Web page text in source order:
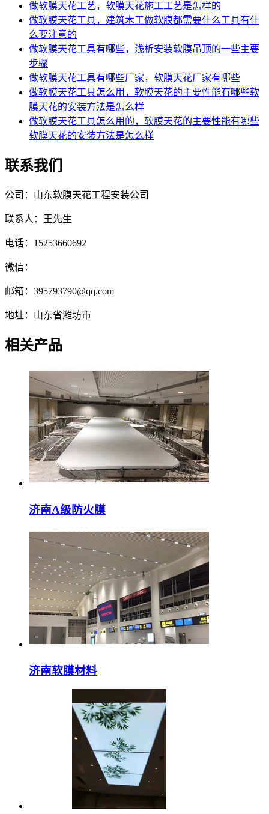
做软膜天花工艺，软膜天花施工工艺是怎样的
做软膜天花工具，建筑木工做软膜都需要什么工具有什
么要注意的
做软膜天花工具有哪些，浅析安装软膜吊顶的一些主要
步骤
做软膜天花工具有哪些厂家，软膜天花厂家有哪些
做软膜天花工具怎么用，软膜天花的主要性能有哪些软
膜天花的安装方法是怎么样
做软膜天花工具怎么用的，软膜天花的主要性能有哪些
软膜天花的安装方法是怎么样
联系我们
公司：山东软膜天花工程安装公司
联系人：王先生
电话：15253660692
微信：
邮箱：395793790@qq.com
地址：山东省潍坊市
相关产品
济南A级防火膜
济南软膜材料